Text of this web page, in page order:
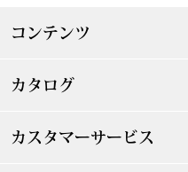
コンテンツ
カタログ
カスタマーサービス